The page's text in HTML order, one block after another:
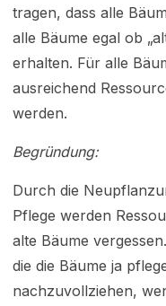
tragen, dass alle
alle Bäume egal ob
erhalten. Für alle
ausreichend
werden.
Begründung:
Durch die
Pflege werden
alte Bäume
die die Bäume ja
nachzuvollziehen,